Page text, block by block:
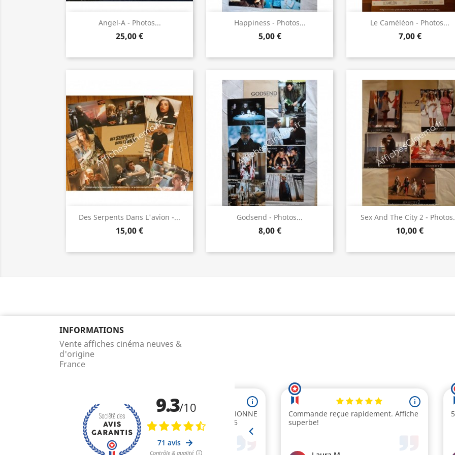
Angel-A - Photos...
25,00 €
Aperçu rapide Happiness - Photos...
5,00 €
Aperçu rapide Le Caméléon - Photos...
7,00 €
Aperçu rapide
Des Serpents Dans L'avion -...
15,00 €
Aperçu rapide Godsend - Photos...
8,00 €
Aperçu rapide Sex And The City 2 -
10,00 €
 Aperçu rapide
INFORMATIONS
Vente affiches cinéma neuves &
d'origine
France